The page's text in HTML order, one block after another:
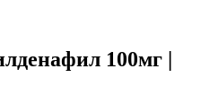
100мг |